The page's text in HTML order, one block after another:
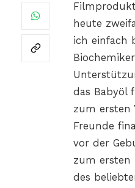
heute
ich einfach
das Babyöl
zum ersten
Freunde
vor der
zum ersten
des